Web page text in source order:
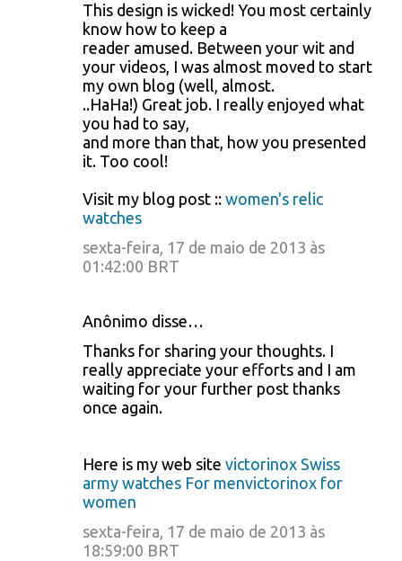
This design is wicked! You most certainly
know how to keep a
reader amused. Between your wit and
your videos, I was almost moved to start
my own blog (well, almost.
..HaHa!) Great job. I really enjoyed what
you had to say,
and more than that, how you presented
it. Too cool!
Visit my blog post :: women's relic
watches
sexta-feira, 17 de maio de 2013 às
01:42:00 BRT
Anônimo disse…
Thanks for sharing your thoughts. I
really appreciate your efforts and I am
waiting for your further post thanks
once again.
Here is my web site victorinox Swiss
army watches For menvictorinox for
women
sexta-feira, 17 de maio de 2013 às
18:59:00 BRT